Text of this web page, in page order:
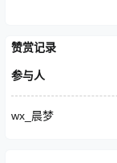
赞赏记录
参与人
wx_晨梦